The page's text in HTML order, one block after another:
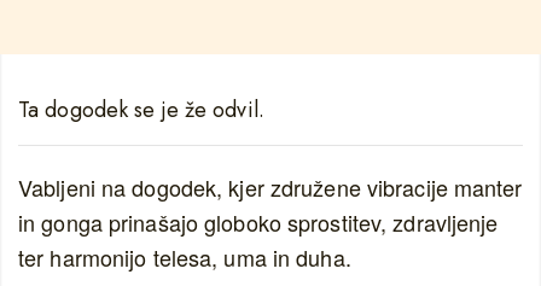
Ta dogodek se je že odvil.
Vabljeni na dogodek, kjer združene vibracije manter
in gonga prinašajo globoko sprostitev, zdravljenje
ter harmonijo telesa, uma in duha.